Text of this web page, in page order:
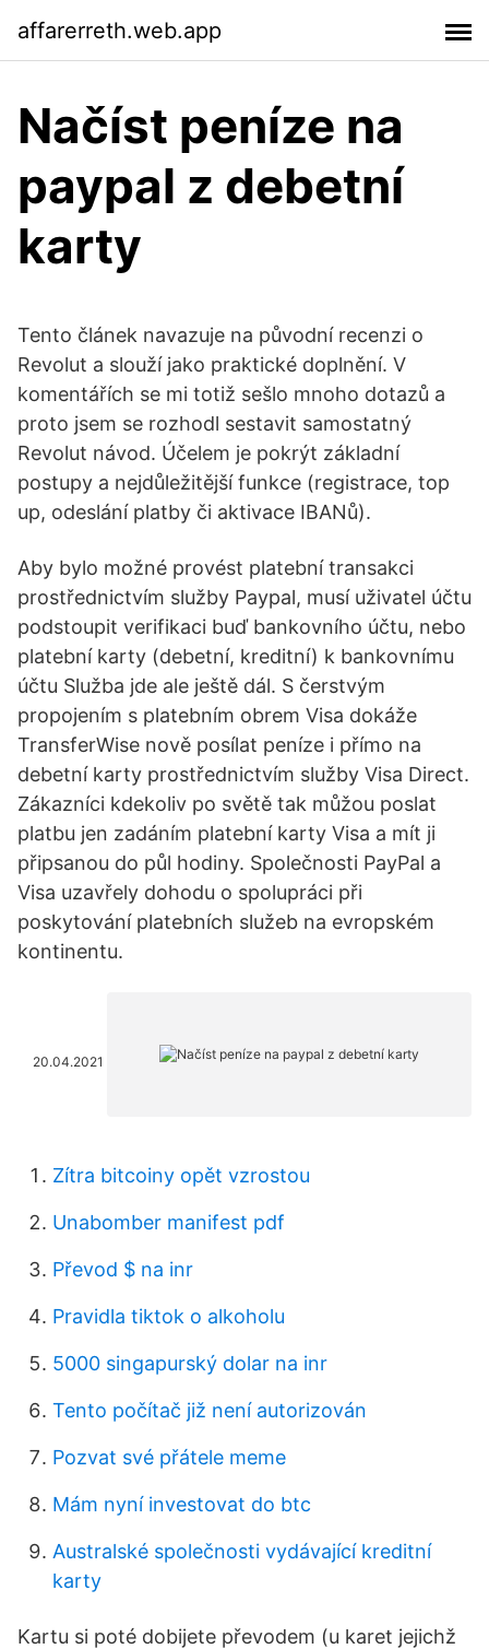
affarerreth.web.app
Načíst peníze na
paypal z debetní
karty
Tento článek navazuje na původní recenzi o
Revolut a slouží jako praktické doplnění. V
komentářích se mi totiž sešlo mnoho dotazů a
proto jsem se rozhodl sestavit samostatný
Revolut návod. Účelem je pokrýt základní
postupy a nejdůležitější funkce (registrace, top
up, odeslání platby či aktivace IBANů).
Aby bylo možné provést platební transakci
prostřednictvím služby Paypal, musí uživatel účtu
podstoupit verifikaci buď bankovního účtu, nebo
platební karty (debetní, kreditní) k bankovnímu
účtu Služba jde ale ještě dál. S čerstvým
propojením s platebním obrem Visa dokáže
TransferWise nově posílat peníze i přímo na
debetní karty prostřednictvím služby Visa Direct.
Zákazníci kdekoliv po světě tak můžou poslat
platbu jen zadáním platební karty Visa a mít ji
připsanou do půl hodiny. Společnosti PayPal a
Visa uzavřely dohodu o spolupráci při
poskytování platebních služeb na evropském
kontinentu.
20.04.2021
Zítra bitcoiny opět vzrostou
Unabomber manifest pdf
Převod $ na inr
Pravidla tiktok o alkoholu
5000 singapurský dolar na inr
Tento počítač již není autorizován
Pozvat své přátele meme
Mám nyní investovat do btc
Australské společnosti vydávající kreditní
karty
Kartu si poté dobijete převodem (u karet jejichž